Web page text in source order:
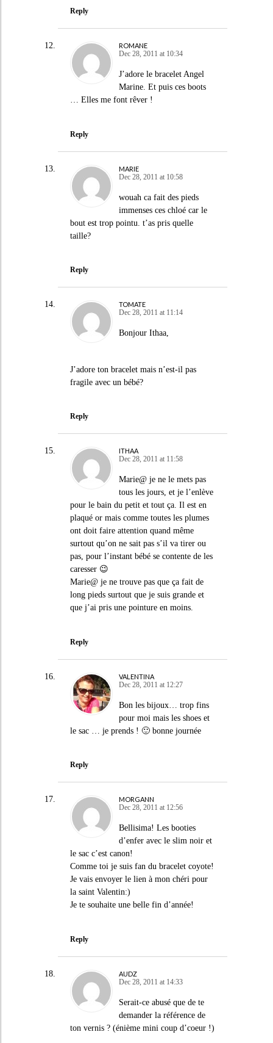
Reply
ROMANE
Dec 28, 2011 at 10:34
J’adore le bracelet Angel
Marine. Et puis ces boots
… Elles me font rêver !
Reply
MARIE
Dec 28, 2011 at 10:58
wouah ca fait des pieds
immenses ces chloé car le
bout est trop pointu. t’as pris quelle
taille?
Reply
TOMATE
Dec 28, 2011 at 11:14
Bonjour Ithaa,
J’adore ton bracelet mais n’est-il pas
fragile avec un bébé?
Reply
ITHAA
Dec 28, 2011 at 11:58
Marie@ je ne le mets pas
tous les jours, et je l’enlève
pour le bain du petit et tout ça. Il est en
plaqué or mais comme toutes les plumes
ont doit faire attention quand même
surtout qu’on ne sait pas s’il va tirer ou
pas, pour l’instant bébé se contente de les
caresser 😉
Marie@ je ne trouve pas que ça fait de
long pieds surtout que je suis grande et
que j’ai pris une pointure en moins.
Reply
VALENTINA
Dec 28, 2011 at 12:27
Bon les bijoux… trop fins
pour moi mais les shoes et
le sac … je prends ! 🙂 bonne journée
Reply
MORGANN
Dec 28, 2011 at 12:56
Bellisima! Les booties
d’enfer avec le slim noir et
le sac c’est canon!
Comme toi je suis fan du bracelet coyote!
Je vais envoyer le lien à mon chéri pour
la saint Valentin:)
Je te souhaite une belle fin d’année!
Reply
AUDZ
Dec 28, 2011 at 14:33
Serait-ce abusé que de te
demander la référence de
ton vernis ? (énième mini coup d’coeur !)